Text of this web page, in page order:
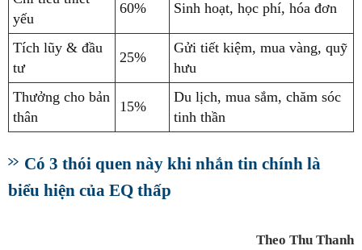
yếu
60% Sinh hoạt, học phí, hóa đơn
Tích lũy & đầu
tư
25%
Gửi tiết kiệm, mua vàng, quỹ
hưu
Thưởng cho bản
thân
15%
Du lịch, mua sắm, chăm sóc
tinh thần
Có 3 thói quen này khi nhắn tin chính là
biểu hiện của EQ thấp
Theo Thu Thanh